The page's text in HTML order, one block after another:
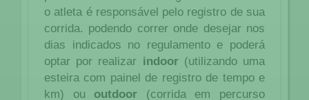
o atleta é responsável pelo registro de sua
corrida. podendo correr onde desejar nos
dias indicados no regulamento e poderá
optar por realizar indoor (utilizando uma
esteira com painel de registro de tempo e
km) ou outdoor (corrida em percurso